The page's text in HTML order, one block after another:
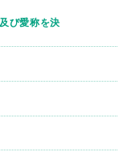
び愛称を決